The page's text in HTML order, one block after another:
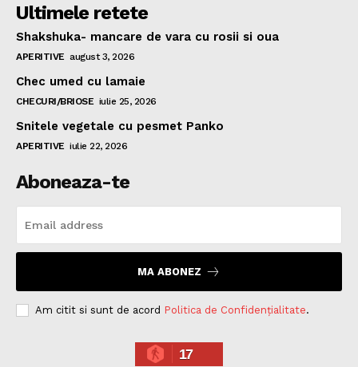
Ultimele retete
Shakshuka- mancare de vara cu rosii si oua
APERITIVE august 3, 2026
Chec umed cu lamaie
CHECURI/BRIOSE iulie 25, 2026
Snitele vegetale cu pesmet Panko
APERITIVE iulie 22, 2026
Aboneaza-te
MA ABONEZ
Am citit si sunt de acord Politica de Confidențialitate.
17